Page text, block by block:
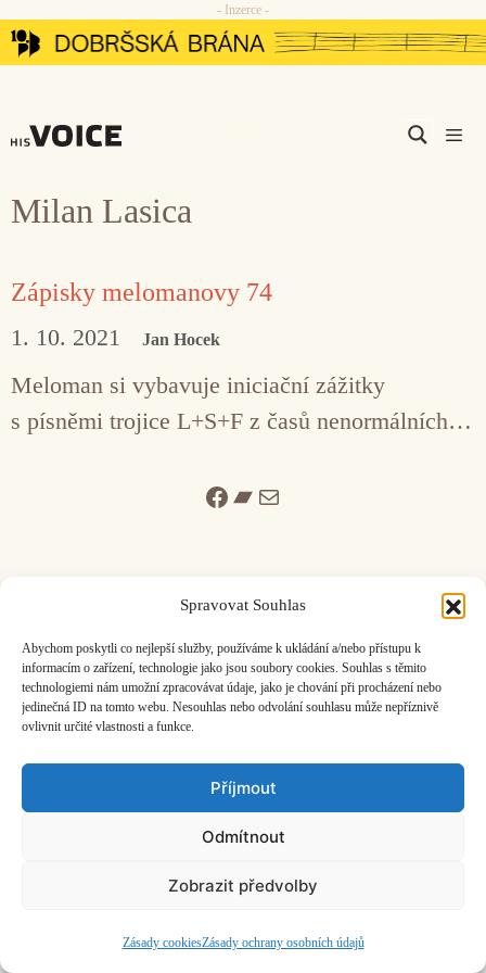
Spravovat Souhlas
Abychom poskytli co nejlepší služby, používáme k ukládání a/nebo přístupu k
informacím o zařízení, technologie jako jsou soubory cookies. Souhlas s těmito
technologiemi nám umožní zpracovávat údaje, jako je chování při procházení nebo
jedinečná ID na tomto webu. Nesouhlas nebo odvolání souhlasu může nepříznivě
ovlivnit určité vlastnosti a funkce.
Příjmout
Odmítnout
Zobrazit předvolby
Zásady cookiesZásady ochrany osobních údajů
Přeskočit
na
- Inzerce -
Milan Lasica
Zápisky melomanovy 74
1. 10. 2021 Jan Hocek
Meloman si vybavuje iniciační zážitky
s písněmi trojice L+S+F z časů nenormálních…
Facebook
Bandcamp
Mail
ČASOPIS O JINÉ HUDBĚ | vydáváHudební informační středisko
založeno 2001 | Kontaktujte nás:info@hisvoice.cz
©2026 HISvoice – design a adminAtelier Dokument